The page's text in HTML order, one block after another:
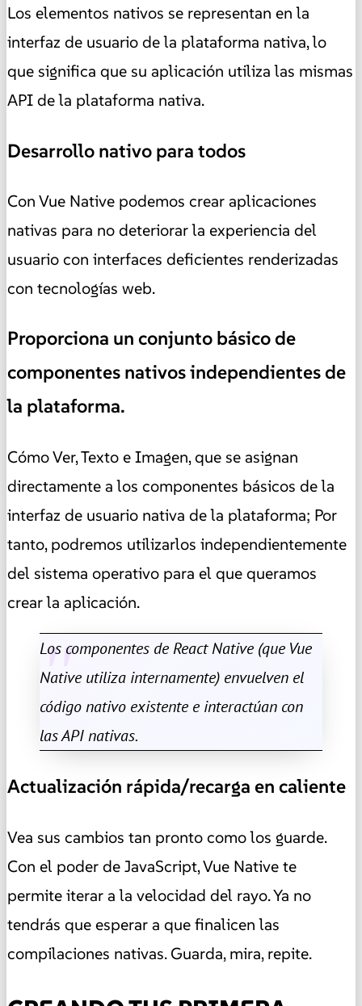
Los elementos nativos se representan en la
interfaz de usuario de la plataforma nativa, lo
que significa que su aplicación utiliza las mismas
API de la plataforma nativa.
Desarrollo nativo para todos
Con Vue Native podemos crear aplicaciones
nativas para no deteriorar la experiencia del
usuario con interfaces deficientes renderizadas
con tecnologías web.
Proporciona un conjunto básico de
componentes nativos independientes de
la plataforma.
Cómo Ver, Texto e Imagen, que se asignan
directamente a los componentes básicos de la
interfaz de usuario nativa de la plataforma; Por
tanto, podremos utilizarlos independientemente
del sistema operativo para el que queramos
crear la aplicación.
Los componentes de React Native (que Vue
Native utiliza internamente) envuelven el
código nativo existente e interactúan con
las API nativas.
Actualización rápida/recarga en caliente
Vea sus cambios tan pronto como los guarde.
Con el poder de JavaScript, Vue Native te
permite iterar a la velocidad del rayo. Ya no
tendrás que esperar a que finalicen las
compilaciones nativas. Guarda, mira, repite.